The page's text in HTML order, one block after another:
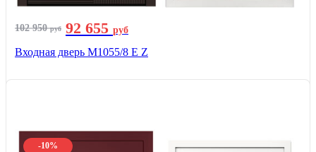
102 950руб 92 655 руб
Входная дверь М1055/8 Е Z
-10%